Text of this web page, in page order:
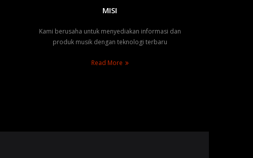
MISI
Kami berusaha untuk menyediakan informasi dan
produk musik dengan teknologi terbaru
Read More